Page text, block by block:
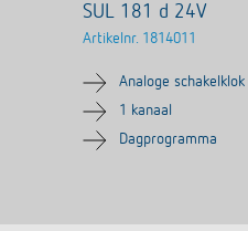
SUL 181 d 24V
Artikelnr. 1814011
Analoge schakelklok
1 kanaal
Dagprogramma